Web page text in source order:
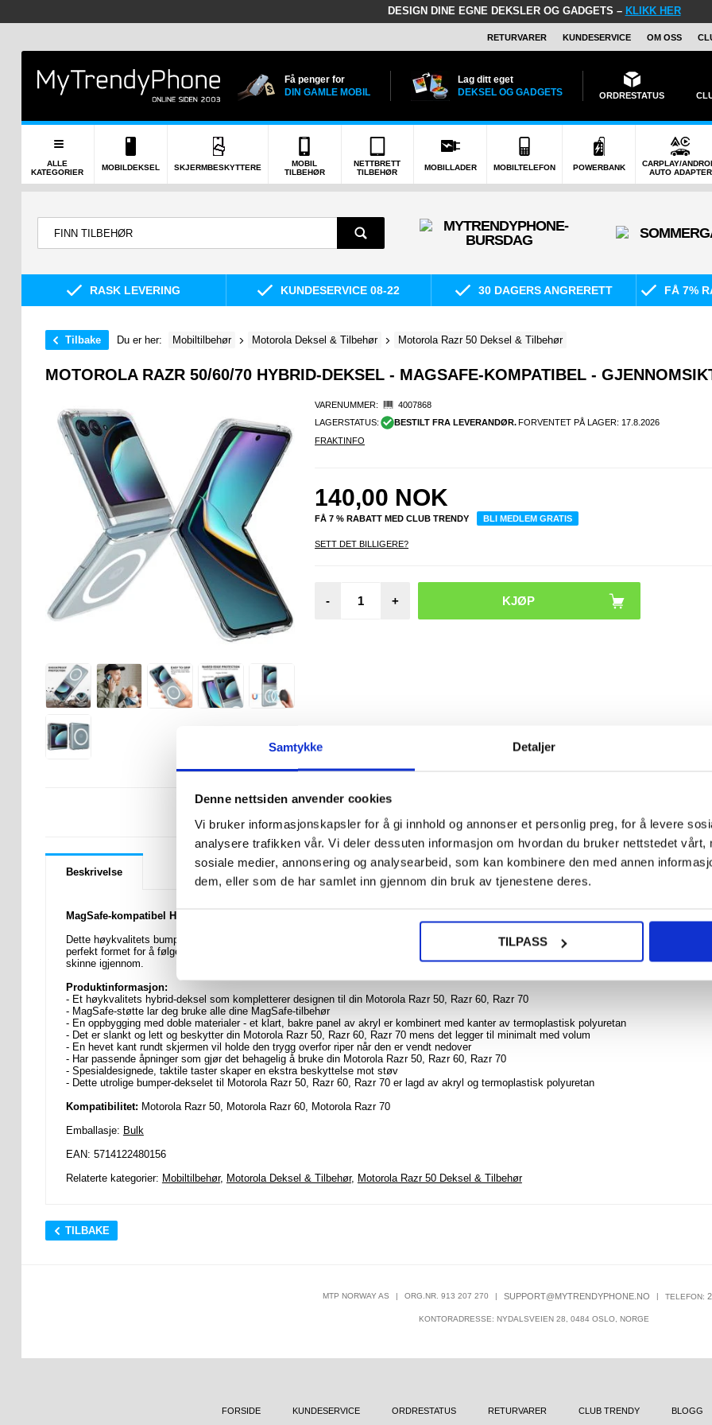
Samtykke Detaljer
Denne nettsiden anvender cookies
Vi bruker informasjonskapsler for å gi innhold og annonser et personlig preg, for å levere
analysere trafikken vår. Vi deler dessuten informasjon om hvordan du bruker nettstedet vårt,
sosiale medier, annonsering og analysearbeid, som kan kombinere den med annen
dem, eller som de har samlet inn gjennom din bruk av tjenestene deres.
TILPASS
DESIGN DINE EGNE DEKSLER OG GADGETS – KLIKK HER
RETURVARER KUNDESERVICE OM OSS
Få penger for
DIN GAMLE MOBIL
Lag ditt eget
DEKSEL OG GADGETS
ORDRESTATUS
ALLE
KATEGORIER
MOBILDEKSEL SKJERMBESKYTTERE
MOBIL
TILBEHØR
NETTBRETT
TILBEHØR
MOBILLADER MOBILTELEFON POWERBANK
CARPLAY/
AUTO ADAPTER
RASK LEVERING KUNDESERVICE 08-22 30 DAGERS ANGRERETT FÅ 7%
Tilbake Du er her: Mobiltilbehør Motorola Deksel & Tilbehør Motorola Razr 50 Deksel & Tilbehør
MOTOROLA RAZR 50/60/70 HYBRID-DEKSEL - MAGSAFE-KOMPATIBEL -
VARENUMMER:
4007868
LAGERSTATUS:
BESTILT FRA LEVERANDØR. FORVENTET PÅ LAGER: 17.8.2026
FRAKTINFO
140,00 NOK
FÅ 7 % RABATT MED CLUB TRENDY BLI MEDLEM GRATIS
SETT DET BILLIGERE?
- +
Beskrivelse
MagSafe-kompatibel Hybrid-deksel til Motorola Razr 50, Razr 60, Razr 70
Dette høykvalitets bumper-dekselet til Motorola Razr 50, Razr 60, Razr 70 verner baksiden og sidene mot daglige støt, hakk og riper.
perfekt formet for å følge konturene til din Motorola Razr 50, Razr 60, Razr 70, mens den gjennomsiktige baksiden lar den originale
skinne igjennom.
Produktinformasjon:
- Et høykvalitets hybrid-deksel som kompletterer designen til din Motorola Razr 50, Razr 60, Razr 70
- MagSafe-støtte lar deg bruke alle dine MagSafe-tilbehør
- En oppbygging med doble materialer - et klart, bakre panel av akryl er kombinert med kanter av termoplastisk polyuretan
- Det er slankt og lett og beskytter din Motorola Razr 50, Razr 60, Razr 70 mens det legger til minimalt med volum
- En hevet kant rundt skjermen vil holde den trygg overfor riper når den er vendt nedover
- Har passende åpninger som gjør det behagelig å bruke din Motorola Razr 50, Razr 60, Razr 70
- Spesialdesignede, taktile taster skaper en ekstra beskyttelse mot støv
- Dette utrolige bumper-dekselet til Motorola Razr 50, Razr 60, Razr 70 er lagd av akryl og termoplastisk polyuretan
Kompatibilitet: Motorola Razr 50, Motorola Razr 60, Motorola Razr 70
Emballasje: Bulk
EAN: 5714122480156
Relaterte kategorier: Mobiltilbehør, Motorola Deksel & Tilbehør, Motorola Razr 50 Deksel & Tilbehør
TILBAKE
MTP NORWAY AS | ORG.NR. 913 207 270 | SUPPORT@MYTRENDYPHONE.NO | TELEFON:
KONTORADRESSE: NYDALSVEIEN 28, 0484 OSLO, NORGE
FORSIDE KUNDESERVICE ORDRESTATUS RETURVARER CLUB TRENDY BLOGG